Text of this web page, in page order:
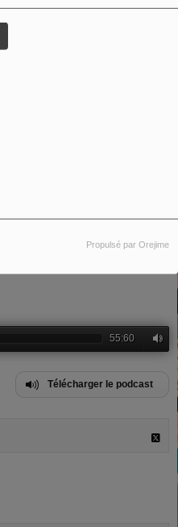
Propulsé par Orejime
55:60
Télécharger le podcast